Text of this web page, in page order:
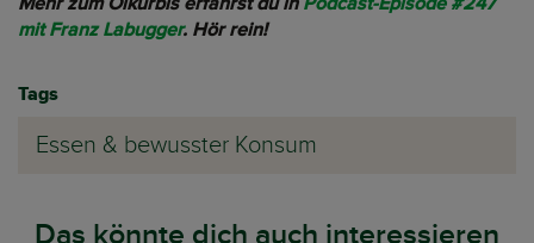
mit Franz Labugger. Hör rein!
Tags
Essen & bewusster Konsum
Das könnte dich auch interessieren